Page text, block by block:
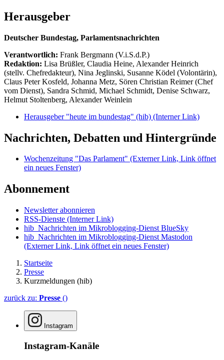
Herausgeber
Deutscher Bundestag, Parlamentsnachrichten
Verantwortlich: Frank Bergmann (V.i.S.d.P.)
Redaktion: Lisa Brüßler, Claudia Heine, Alexander Heinrich
(stellv. Chefredakteur), Nina Jeglinski, Susanne Ködel (Volontärin),
Claus Peter Kosfeld, Johanna Metz, Sören Christian Reimer (Chef
vom Dienst), Sandra Schmid, Michael Schmidt, Denise Schwarz,
Helmut Stoltenberg, Alexander Weinlein
Herausgeber "heute im bundestag" (hib) (Interner Link)
Nachrichten, Debatten und Hintergründe
Wochenzeitung "Das Parlament" (Externer Link, Link öffnet
ein neues Fenster)
Abonnement
Newsletter abonnieren
RSS-Dienste (Interner Link)
hib_Nachrichten im Mikroblogging-Dienst BlueSky
hib_Nachrichten im Mikroblogging-Dienst Mastodon
(Externer Link, Link öffnet ein neues Fenster)
Startseite
Presse
Kurzmeldungen (hib)
zurück zu: Presse ()
Instagram
Instagram-Kanäle